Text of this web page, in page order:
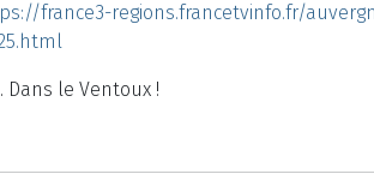
france3-regions.francetvinfo.fr/
Dans le Ventoux !